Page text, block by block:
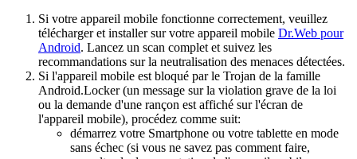
Si votre appareil mobile fonctionne correctement, veuillez
télécharger et installer sur votre appareil mobile Dr.Web pour
Android. Lancez un scan complet et suivez les
recommandations sur la neutralisation des menaces détectées.
Si l'appareil mobile est bloqué par le Trojan de la famille
Android.Locker (un message sur la violation grave de la loi
ou la demande d'une rançon est affiché sur l'écran de
l'appareil mobile), procédez comme suit:
démarrez votre Smartphone ou votre tablette en mode
sans échec (si vous ne savez pas comment faire,